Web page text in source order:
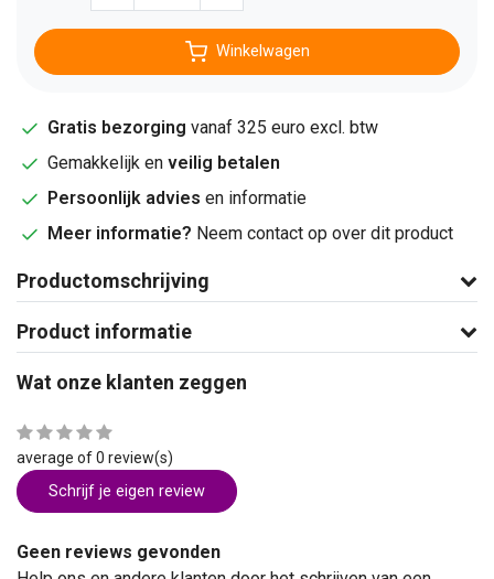
Winkelwagen
Gratis bezorging vanaf 325 euro excl. btw
Gemakkelijk en veilig betalen
Persoonlijk advies en informatie
Meer informatie? Neem contact op over dit product
Productomschrijving
Product informatie
Wat onze klanten zeggen
average of 0 review(s)
Schrijf je eigen review
Geen reviews gevonden